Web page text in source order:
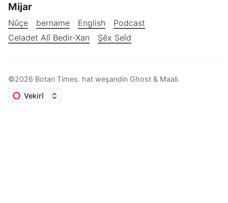
Mijar
Nûçe bername English
Podcast
Celadet Alî Bedir-Xan
Şêx Seîd
©2026 Botan Times. hat weşandin Ghost & Maali.